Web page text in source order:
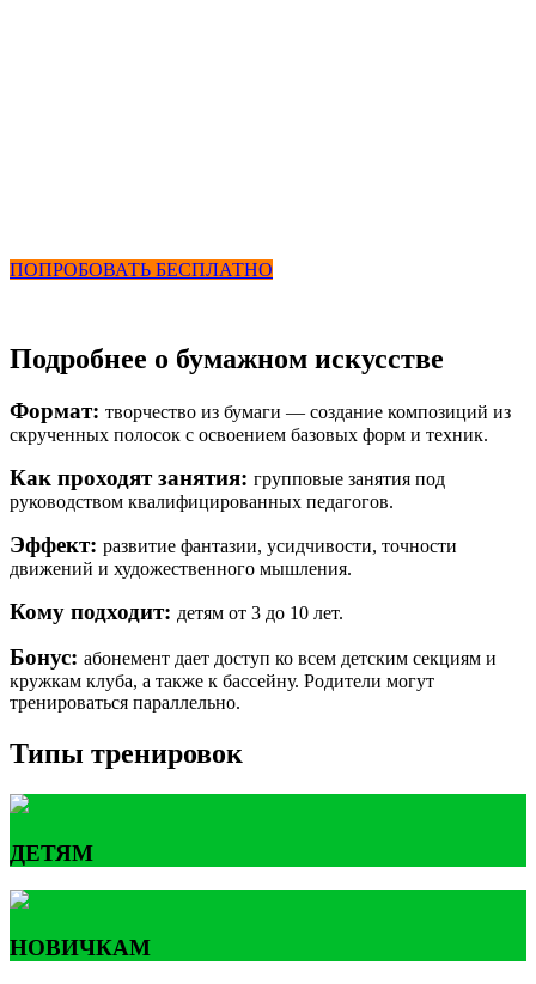
ПОПРОБОВАТЬ БЕСПЛАТНО
Подробнее о бумажном искусстве
Формат: творчество из бумаги — создание композиций из
скрученных полосок с освоением базовых форм и техник.
Как проходят занятия: групповые занятия под
руководством квалифицированных педагогов.
Эффект: развитие фантазии, усидчивости, точности
движений и художественного мышления.
Кому подходит: детям от 3 до 10 лет.
Бонус: абонемент дает доступ ко всем детским секциям и
кружкам клуба, а также к бассейну. Родители могут
тренироваться параллельно.
Типы тренировок
ДЕТЯМ
НОВИЧКАМ